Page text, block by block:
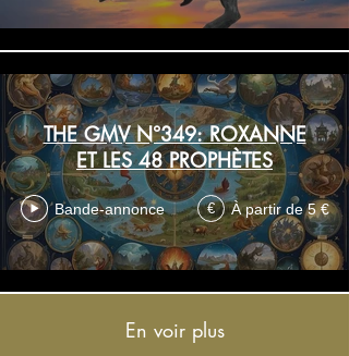
THE GMV N°349: ROXANNE
ET LES 48 PROPHÈTES
Bande-annonce € À partir de 5 €
En voir plus